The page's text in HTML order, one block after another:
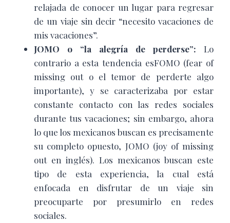
relajada de conocer un lugar para regresar
de un viaje sin decir “necesito vacaciones de
mis vacaciones”.
JOMO o “la alegría de perderse”: Lo
contrario a esta tendencia esFOMO (fear of
missing out o el temor de perderte algo
importante), y se caracterizaba por estar
constante contacto con las redes sociales
durante tus vacaciones; sin embargo, ahora
lo que los mexicanos buscan es precisamente
su completo opuesto, JOMO (joy of missing
out en inglés). Los mexicanos buscan este
tipo de esta experiencia, la cual está
enfocada en disfrutar de un viaje sin
preocuparte por presumirlo en redes
sociales.